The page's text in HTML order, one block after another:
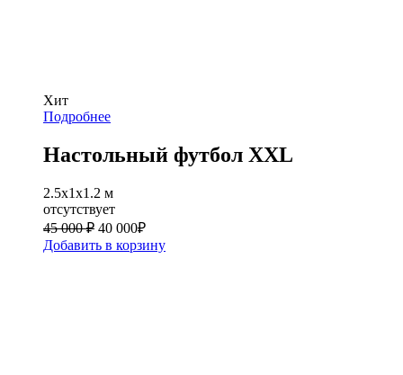
Хит
Подробнее
Настольный футбол XXL
2.5x1x1.2 м
отсутствует
45 000 ₽ 40 000₽
Добавить в корзину